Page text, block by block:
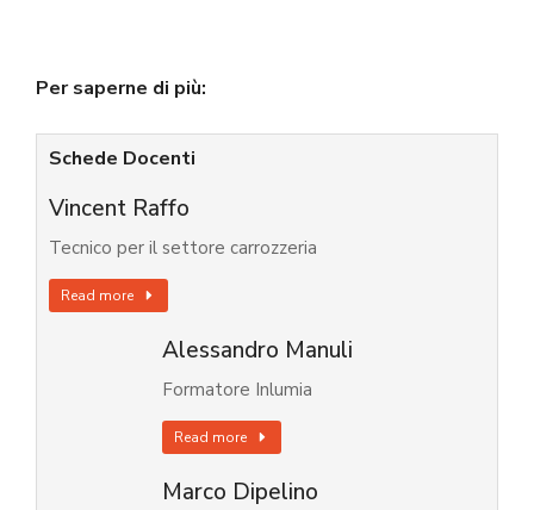
Per saperne di più:
Schede Docenti
Vincent Raffo
Tecnico per il settore carrozzeria
Read more
Alessandro Manuli
Formatore Inlumia
Read more
Marco Dipelino